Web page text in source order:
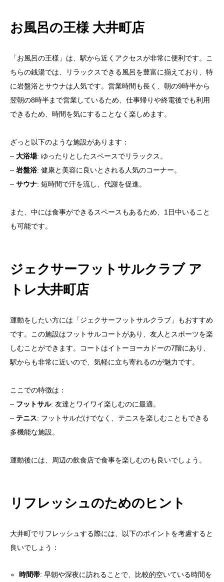
お風呂の王様 大井町店
「お風呂の王様」は、駅から近くアクセスが非常に便利です。こ
ちらの銭湯では、リラックスできる風呂を豊富に揃えており、特
に岩盤浴とサウナは人気です。営業時間も長く、朝の9時半から
翌朝の8時半まで営業しているため、仕事帰りや終電後でも利用
できるため、時間を気にすることなく楽しめます。
ざっと以下のような施設があります：
– 大浴場: ゆったりとしたスペースでリラックス。
– 岩盤浴: 健康と美容に良いとされる人気のコーナー。
– サウナ: 短時間で汗を流し、代謝を促進。
また、中には食事ができるスペースもあるため、1日中いること
も可能です。
ジェクサーフットサルクラブ ア
トレ大井町店
運動をしたい方には「ジェクサーフットサルクラブ」もおすすめ
です。この施設はフットサルコートがあり、友人とスポーツを楽
しむことができます。コートはイトーヨーカドーの7階にあり、
駅からも非常に近いので、気軽に立ち寄れるのが魅力です。
ここでの特徴は：
– フットサル: 友達とワイワイ楽しむのに最適。
– テニス: フットサルだけでなく、テニスを楽しむこともできる
多機能な施設。
運動後には、周辺の飲食店で食事を楽しむのも良いでしょう。
リフレッシュのためのヒント
大井町でリフレッシュする際には、以下のポイントを考慮すると
良いでしょう：
時間帯: 早朝や深夜に訪れることで、比較的空いている時間を